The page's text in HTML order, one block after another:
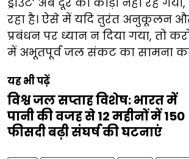
रहा है। ऐसे में यदि तुरंत अनुकूलन
प्रबंधन पर ध्यान न दिया गया, तो
में अभूतपूर्व जल संकट का सामना कर
यह भी पढ़ें
विश्व जल सप्ताह विशेष: भारत में
पानी की वजह से 12 महीनों में 150
फीसदी बढ़ी संघर्ष की घटनाएं